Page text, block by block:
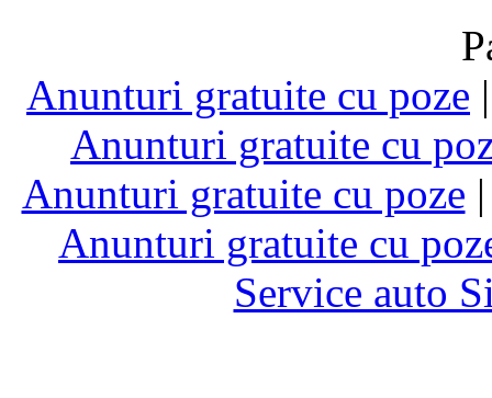
Anunturi gratuite cu poze
Anunturi gratuite cu
Anunturi gratuite cu poze
Anunturi gratuite cu
Service auto